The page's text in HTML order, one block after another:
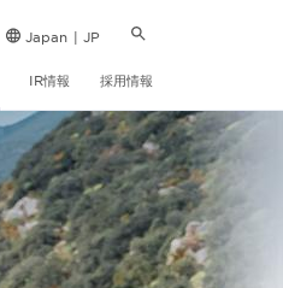
Japan | JP
IR情報 採用情報